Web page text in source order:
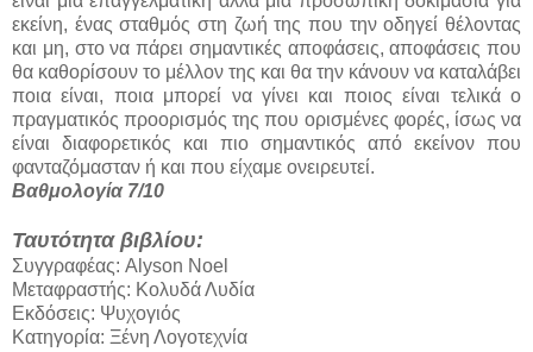
εκείνη, ένας σταθμός στη ζωή της που την οδηγεί θέλοντας
και μη, στο να πάρει σημαντικές αποφάσεις, αποφάσεις που
θα καθορίσουν το μέλλον της και θα την κάνουν να καταλάβει
ποια είναι, ποια μπορεί να γίνει και ποιος είναι τελικά ο
πραγματικός προορισμός της που ορισμένες φορές, ίσως να
είναι διαφορετικός και πιο σημαντικός από εκείνον που
φανταζόμασταν ή και που είχαμε ονειρευτεί.
Βαθμολογία 7/10
Ταυτότητα βιβλίου:
Συγγραφέας: Alyson Noel
Μεταφραστής: Κολυδά Λυδία
Εκδόσεις: Ψυχογιός
Κατηγορία: Ξένη Λογοτεχνία